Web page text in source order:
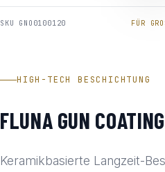
SKU GNO0100120 FÜR
HIGH-TECH BESCHICHTUNG
FLUNA GUN COATING
Keramikbasierte Langzeit-